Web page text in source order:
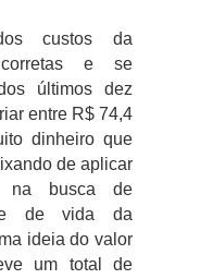
custos da
corretas e se
últimos dez
entre R$ 74,4
dinheiro que
de aplicar
na busca de
de vida da
ideia do valor
um total de